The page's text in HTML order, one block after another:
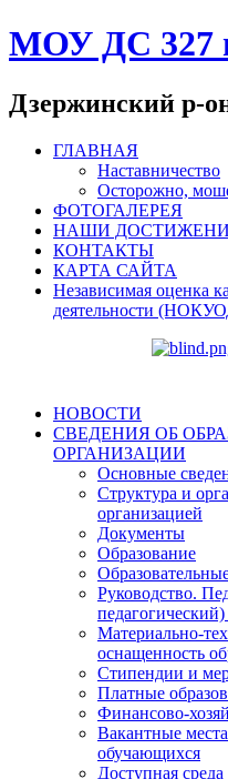
МОУ ДС 327
Дзержинский р-
ГЛАВНАЯ
Наставничество
Осторожно,
ФОТОГАЛЕРЕЯ
НАШИ
КОНТАКТЫ
КАРТА САЙТА
Независимая оценка
деятельности
НОВОСТИ
СВЕДЕНИЯ ОБ
ОРГАНИЗАЦИИ
Основные
Структура и
организацией
Документы
Образование
Руководство.
педагогический)
Материально-
оснащенность
Стипендии и
Платные
Финансово-
Вакантные
обучающихся
Доступная среда